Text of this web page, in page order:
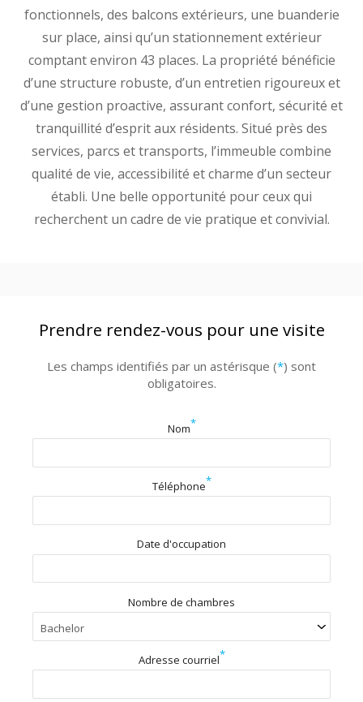
fonctionnels, des balcons extérieurs, une buanderie
sur place, ainsi qu’un stationnement extérieur
comptant environ 43 places. La propriété bénéficie
d’une structure robuste, d’un entretien rigoureux et
d’une gestion proactive, assurant confort, sécurité et
tranquillité d’esprit aux résidents. Situé près des
services, parcs et transports, l’immeuble combine
qualité de vie, accessibilité et charme d’un secteur
établi. Une belle opportunité pour ceux qui
recherchent un cadre de vie pratique et convivial.
Prendre rendez-vous pour une visite
Les champs identifiés par un astérisque (*) sont
obligatoires.
Nom*
Téléphone*
Date d'occupation
Nombre de chambres
Adresse courriel*